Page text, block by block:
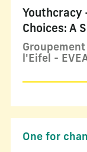
Youthcracy
Choices: A
l'Eifel -
One for